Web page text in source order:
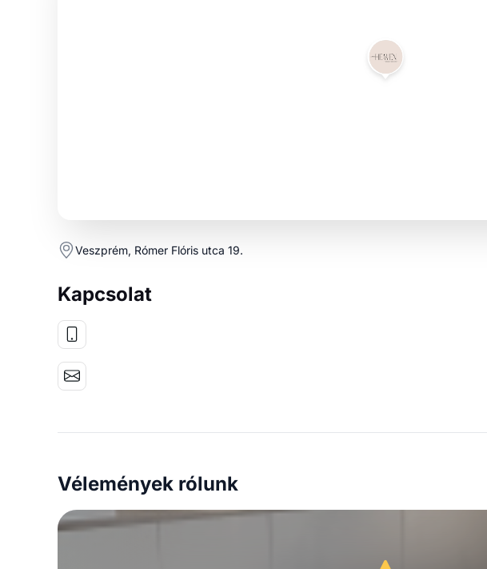
Veszprém, Rómer Flóris utca 19.
Kapcsolat
Vélemények rólunk